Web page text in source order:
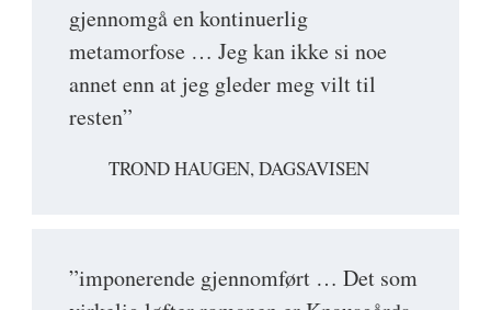
gjennomgå en kontinuerlig
metamorfose … Jeg kan ikke si noe
annet enn at jeg gleder meg vilt til
resten”
TROND HAUGEN, DAGSAVISEN
”imponerende gjennomført … Det som